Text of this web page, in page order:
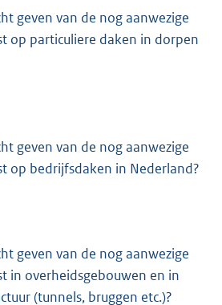
geven van de nog aanwezige
op particuliere daken in dorpen
geven van de nog aanwezige
op bedrijfsdaken in Nederland?
geven van de nog aanwezige
in overheidsgebouwen en in
(tunnels, bruggen etc.)?